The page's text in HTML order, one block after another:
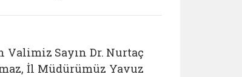
Valimiz Sayın Dr. Nurtaç
İl Müdürümüz Yavuz